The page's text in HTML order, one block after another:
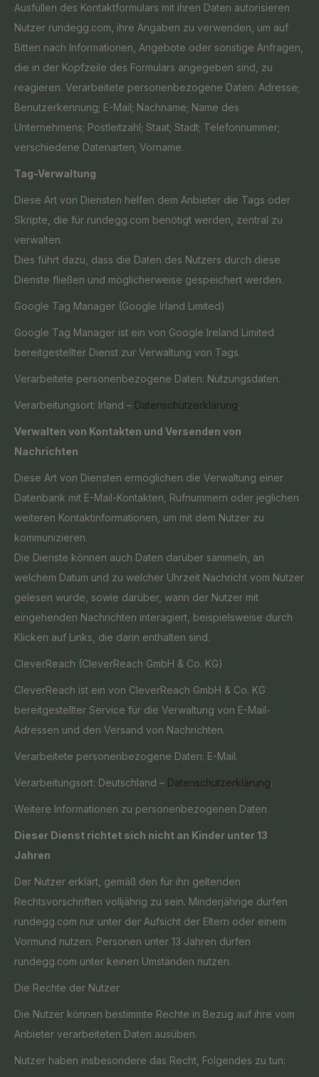
Ausfüllen des Kontaktformulars mit ihren Daten autorisieren
Nutzer rundegg.com, ihre Angaben zu verwenden, um auf
Bitten nach Informationen, Angebote oder sonstige Anfragen,
die in der Kopfzeile des Formulars angegeben sind, zu
reagieren. Verarbeitete personenbezogene Daten: Adresse;
Benutzerkennung; E-Mail; Nachname; Name des
Unternehmens; Postleitzahl; Staat; Stadt; Telefonnummer;
verschiedene Datenarten; Vorname.
Tag-Verwaltung
Diese Art von Diensten helfen dem Anbieter die Tags oder
Skripte, die für rundegg.com benötigt werden, zentral zu
verwalten.
Dies führt dazu, dass die Daten des Nutzers durch diese
Dienste fließen und möglicherweise gespeichert werden.
Google Tag Manager (Google Irland Limited)
Google Tag Manager ist ein von Google Ireland Limited
bereitgestellter Dienst zur Verwaltung von Tags.
Verarbeitete personenbezogene Daten: Nutzungsdaten.
Verarbeitungsort: Irland – Datenschutzerklärung.
Verwalten von Kontakten und Versenden von
Nachrichten
Diese Art von Diensten ermöglichen die Verwaltung einer
Datenbank mit E-Mail-Kontakten, Rufnummern oder jeglichen
weiteren Kontaktinformationen, um mit dem Nutzer zu
kommunizieren.
Die Dienste können auch Daten darüber sammeln, an
welchem Datum und zu welcher Uhrzeit Nachricht vom Nutzer
gelesen wurde, sowie darüber, wann der Nutzer mit
eingehenden Nachrichten interagiert, beispielsweise durch
Klicken auf Links, die darin enthalten sind.
CleverReach (CleverReach GmbH & Co. KG)
CleverReach ist ein von CleverReach GmbH & Co. KG
bereitgestellter Service für die Verwaltung von E-Mail-
Adressen und den Versand von Nachrichten.
Verarbeitete personenbezogene Daten: E-Mail.
Verarbeitungsort: Deutschland – Datenschutzerklärung.
Weitere Informationen zu personenbezogenen Daten
Dieser Dienst richtet sich nicht an Kinder unter 13
Jahren
Der Nutzer erklärt, gemäß den für ihn geltenden
Rechtsvorschriften volljährig zu sein. Minderjährige dürfen
rundegg.com nur unter der Aufsicht der Eltern oder einem
Vormund nutzen. Personen unter 13 Jahren dürfen
rundegg.com unter keinen Umständen nutzen.
Die Rechte der Nutzer
Die Nutzer können bestimmte Rechte in Bezug auf ihre vom
Anbieter verarbeiteten Daten ausüben.
Nutzer haben insbesondere das Recht, Folgendes zu tun: